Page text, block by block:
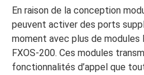
En raison de la conception
peuvent activer des ports
moment avec plus de modules
FXOS-200. Ces modules
fonctionnalités d’appel que